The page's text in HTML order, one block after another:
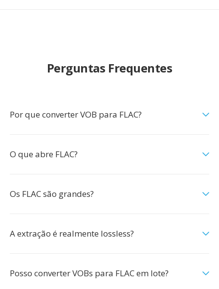
Perguntas Frequentes
Por que converter VOB para FLAC?
O que abre FLAC?
Os FLAC são grandes?
A extração é realmente lossless?
Posso converter VOBs para FLAC em lote?